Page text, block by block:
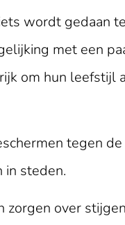
wordt gedaan
met een
om hun leefstijl
tegen
in steden.
zorgen over